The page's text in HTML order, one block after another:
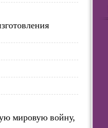
мировую войну,